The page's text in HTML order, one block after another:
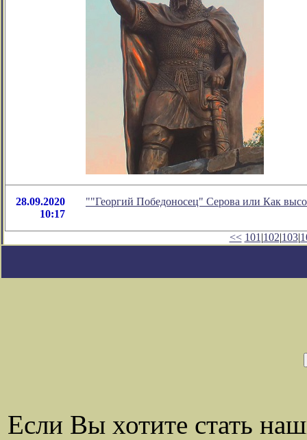
28.09.2020
10:17
""Георгий Победоносец" Серова или Как
<< 101 |102|103|
Если Вы хотите стать